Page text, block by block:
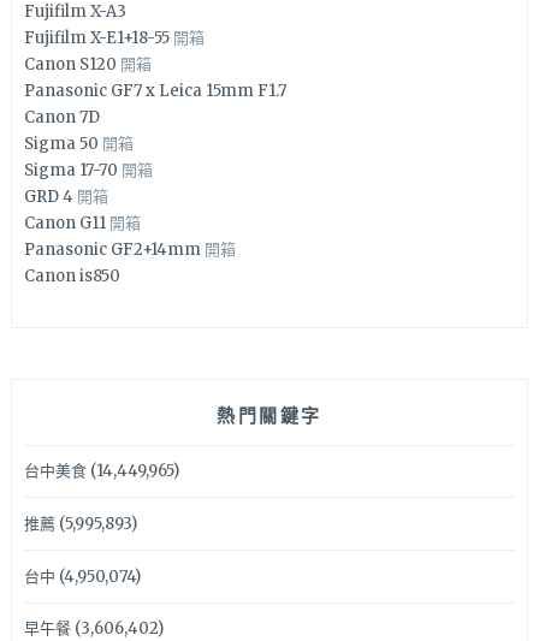
Fujifilm X-A3
Fujifilm X-E1+18-55 開箱
Canon S120 開箱
Panasonic GF7 x Leica 15mm F1.7
Canon 7D
Sigma 50 開箱
Sigma 17-70 開箱
GRD 4 開箱
Canon G11 開箱
Panasonic GF2+14mm 開箱
Canon is850
熱門關鍵字
台中美食(14,449,965)
推薦(5,995,893)
台中 (4,950,074)
早午餐(3,606,402)